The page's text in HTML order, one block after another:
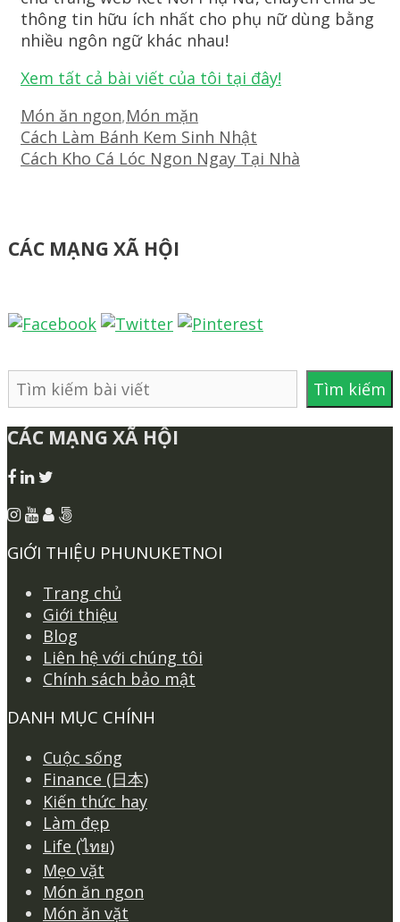
thông tin hữu ích nhất cho phụ nữ dùng bằng
nhiều ngôn ngữ khác nhau!
Xem tất cả bài viết của tôi tại đây!
Danh
mục
Món ăn ngon,Món mặn
Điều
hướng
Cách Làm Bánh Kem Sinh Nhật
Cách Kho Cá Lóc Ngon Ngay Tại Nhà
CÁC MẠNG XÃ HỘI
Tìm
kiếm
Tìm kiếm
CÁC MẠNG XÃ HỘI
GIỚI THIỆU PHUNUKETNOI
Trang chủ
Giới thiệu
Blog
Liên hệ với chúng tôi
Chính sách bảo mật
DANH MỤC CHÍNH
Cuộc sống
Finance (日本)
Kiến thức hay
Làm đẹp
Life (ไทย)
Mẹo vặt
Món ăn ngon
Món ăn vặt